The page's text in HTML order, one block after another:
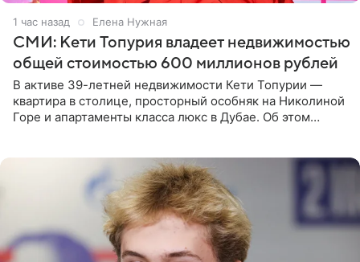
1 час назад Елена Нужная
СМИ: Кети Топурия владеет недвижимостью
общей стоимостью 600 миллионов рублей
В активе 39-летней недвижимости Кети Топурии —
квартира в столице, просторный особняк на Николиной
Горе и апартаменты класса люкс в Дубае. Об этом